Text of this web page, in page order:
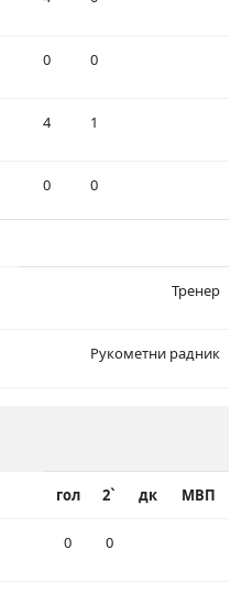
0 0
4 1
0 0
Тренер
Рукометни радник
гол 2` дк МВП
0 0